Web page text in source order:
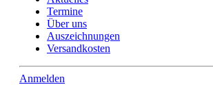
Termine
Über uns
Auszeichnungen
Versandkosten
Anmelden